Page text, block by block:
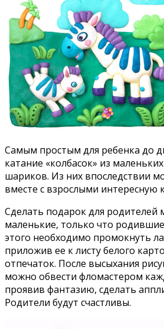
Самым простым для ребенка до
катание «колбасок» из
шариков. Из них впоследствии
вместе с взрослыми интересную
Сделать подарок для родителей
маленькие, только что
этого необходимо промокнуть
приложив ее к листу белого
отпечаток. После высыхания
можно обвести фломастером
проявив фантазию, сделать
Родители будут счастливы.